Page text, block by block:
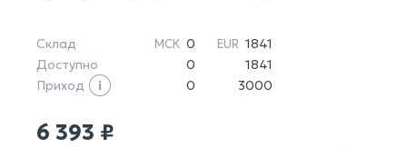
Склад МСК 0 EUR 1841
Доступно
0
1841
Приход
0 3000
6 393 ₽